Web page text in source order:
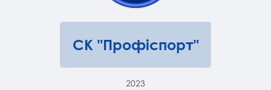
СК "Профіспорт"
2023